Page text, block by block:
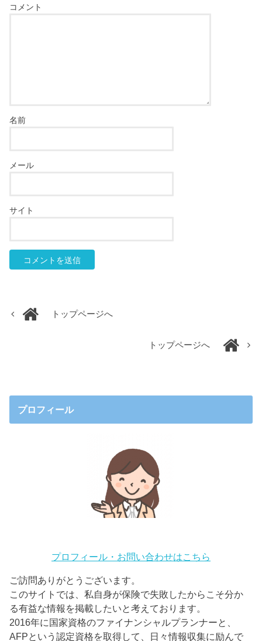
コメント
名前
メール
サイト
トップページへ
トップページへ
プロフィール
プロフィール・お問い合わせはこちら
ご訪問ありがとうございます。
このサイトでは、私自身が保険で失敗したからこそ分か
る有益な情報を掲載したいと考えております。
2016年に国家資格のファイナンシャルプランナーと、
AFPという認定資格を取得して、日々情報収集に励んで